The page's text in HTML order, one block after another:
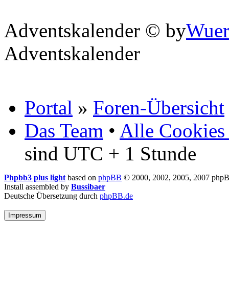
Adventskalender © by
Adventskalender
Portal » Foren-Übersicht
Das Team • Alle Cookies
sind UTC + 1 Stunde
Phpbb3 plus lightbased on phpBB © 2000, 2002, 2005, 2007
Install assembled by Bussibaer
Deutsche Übersetzung durch phpBB.de